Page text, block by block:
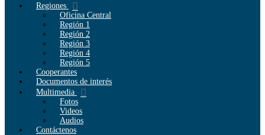
Regiones
Oficina Central
Región 1
Región 2
Región 3
Región 4
Región 5
Cooperantes
Documentos de interés
Multimedia
Fotos
Videos
Audios
Contáctenos